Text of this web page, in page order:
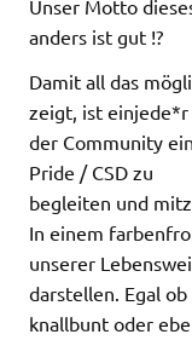
Unser Motto
anders ist gut !?
Damit all das
zeigt, ist einjede*r
der Community
Pride / CSD zu
begleiten und
In einem
unserer
darstellen. Egal
knallbunt oder